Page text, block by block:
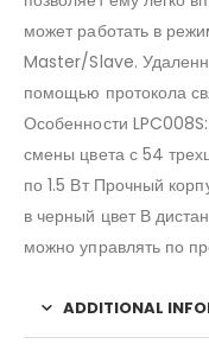
может работать в
Master/Slave.
помощью протокола
Особенности
смены цвета с 54
по 1.5 Вт Прочный
в черный цвет В
можно управлять по
ADDITIONAL